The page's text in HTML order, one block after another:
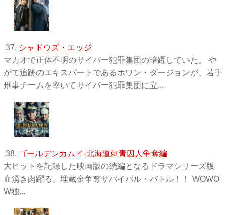
37. シャドウズ・エッジ
マカオで正体不明のサイバー犯罪集団の暗躍していた。 や
がて追跡のエキスパートであるホワン・ダージョンが、若手
刑事チームを率いてサイバー犯罪集団に立...
38. ゴールデンカムイ-北海道刺青囚人争奪編
大ヒットを記録した映画版の続編となるドラマシリーズ版
血湧き肉躍る、埋蔵金争奪サバイバル・バトル！！ WOWO
W独 ...